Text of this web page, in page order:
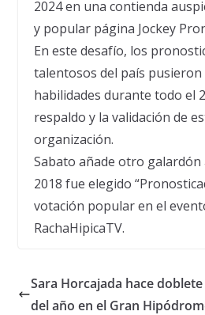
2024 en una contienda
y popular página Jockey
En este desafío, los
talentosos del país pusieron
habilidades durante todo el
respaldo y la validación de
organización.
Sabato añade otro galardón
2018 fue elegido
votación popular en el
RachaHipicaTV.
Sara Horcajada hace
del año en el Gran